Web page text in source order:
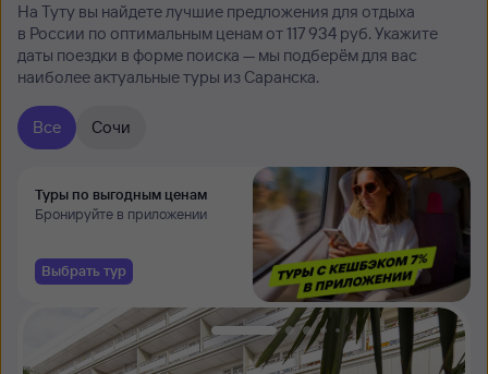
На Туту вы найдете лучшие предложения для отдыха
в России по оптимальным ценам от 117 ⁠934 руб. Укажите
даты поездки в форме поиска — мы подберём для вас
наиболее актуальные туры из Саранска.
Все Сочи
Туры по выгодным ценам
Бронируйте в приложении
Выбрать тур